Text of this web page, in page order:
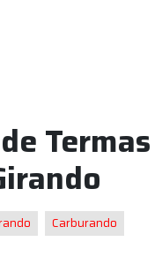
Termas
Carburando